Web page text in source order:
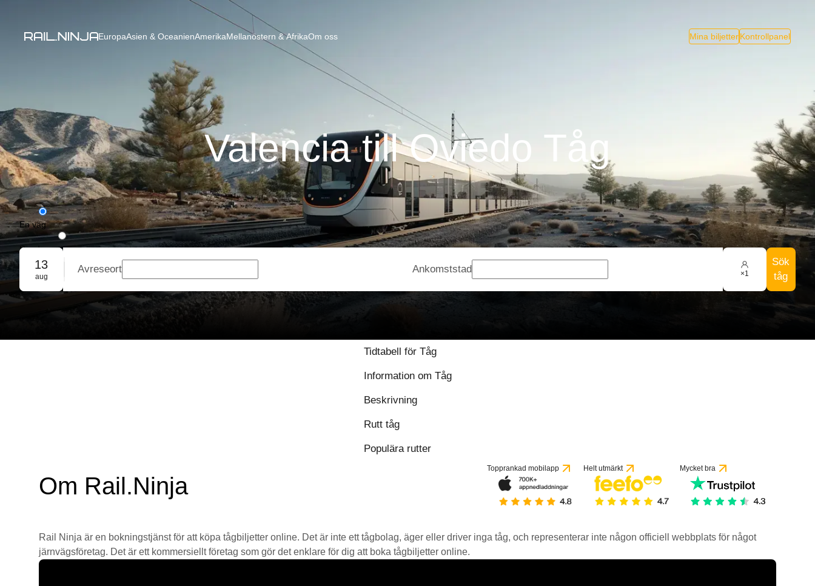
EuropaAsien & OceanienAmerikaMellanöstern & AfrikaOm oss Mina biljetterKontrollpanel
Valencia till Oviedo Tåg
En väg
Rundresa
Gruppbokning
13
aug
Avreseort Ankomststad ×1
Sök
tåg
Tidtabell för Tåg
Information om Tåg
Beskrivning
Rutt tåg
Populära rutter
Om Rail.Ninja
Topprankad mobilapp Helt utmärkt Mycket bra
Rail Ninja är en bokningstjänst för att köpa tågbiljetter online. Det är inte ett tågbolag, äger eller driver inga tåg, och representerar inte någon officiell webbplats för något
järnvägsföretag. Det är ett kommersiellt företag som gör det enklare för dig att boka tågbiljetter online.